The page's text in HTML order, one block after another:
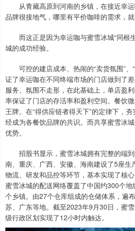
从青藏高原到河南的乡镇，在接近幸运
品牌很接地气，哪里有平价咖啡的需求，
而这正是因为幸运咖与蜜雪冰城“同根
城的成功经验。
可控的建店成本、热闹的“卖货氛围”、
证了幸运咖在不同终端市场的门店做到了差
服务、氛围不走形，在此基础上，单店盈
率保证了门店的存活率和盈利空间。餐饮
王牌。在“得供应链者得天下”的定律下，
经成为各餐饮品牌的共识。而共享蜜雪冰
优势。
招股书显示，蜜雪冰城拥有完整的端到
南、重庆、广西、安徽、海南建设了5座生
物流、研发和品控等环节，基本实现了核
蜜雪冰城的配送网络覆盖了中国约300个
个乡镇。由27个仓库组成的仓储体系，遍
苏、广东等地。截至2023年9月30日，蜜
级行政区划实现了12小时内触达。